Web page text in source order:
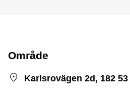
Område
Karlsrovägen 2d, 182